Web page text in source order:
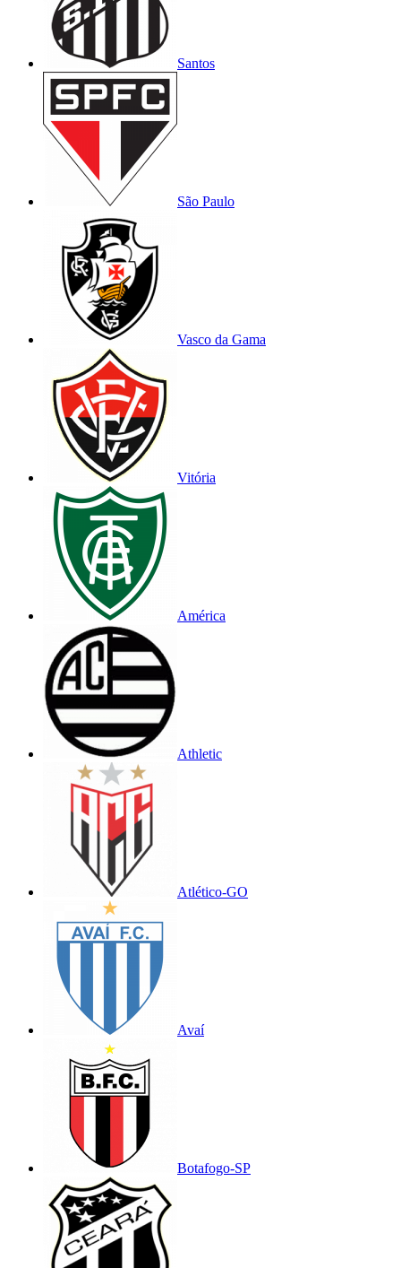
Santos
São Paulo
Vasco da Gama
Vitória
América
Athletic
Atlético-GO
Avaí
Botafogo-SP